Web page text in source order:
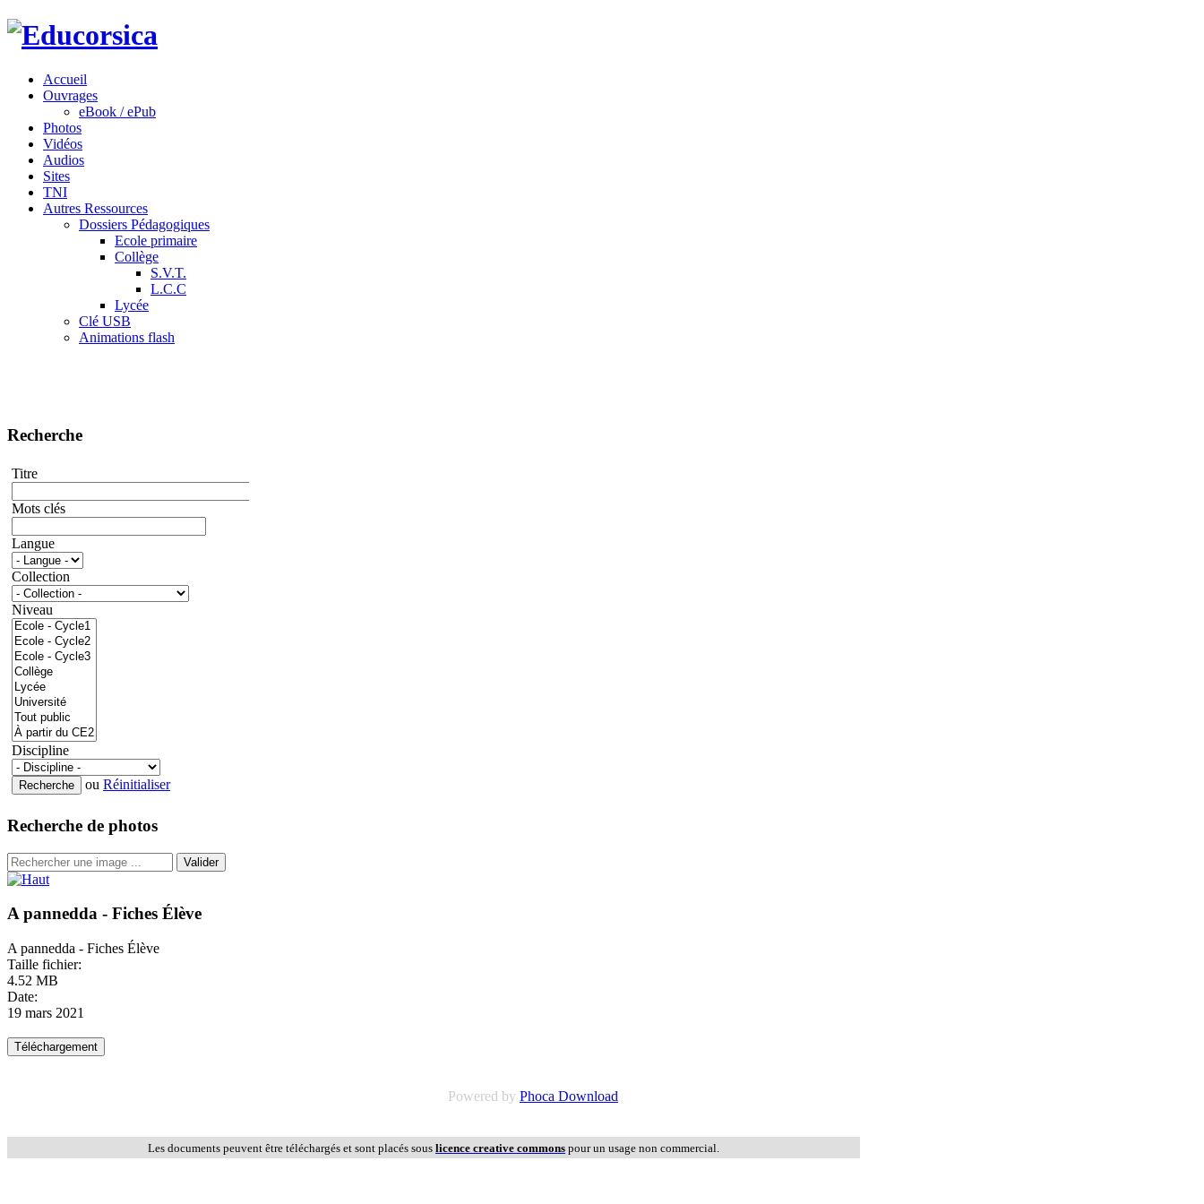
Accueil
Ouvrages
eBook / ePub
Photos
Vidéos
Audios
Sites
TNI
Autres Ressources
Dossiers Pédagogiques
Ecole primaire
Collège
S.V.T.
L.C.C
Lycée
Clé USB
Animations flash
Recherche
Titre
Mots clés
Langue
Collection
Niveau
Discipline
ou Réinitialiser
Recherche de photos
Valider
A pannedda - Fiches Élève
A pannedda - Fiches Élève
Taille fichier:
4.52 MB
Date:
19 mars 2021
Powered by Phoca Download
Les documents peuvent être téléchargés et sont placés sous licence creative commons pour un usage non commercial.